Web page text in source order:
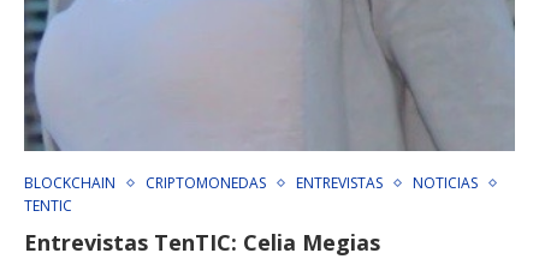
BLOCKCHAIN CRIPTOMONEDAS ENTREVISTAS
NOTICIAS
TENTIC
Entrevistas TenTIC: Celia Megias